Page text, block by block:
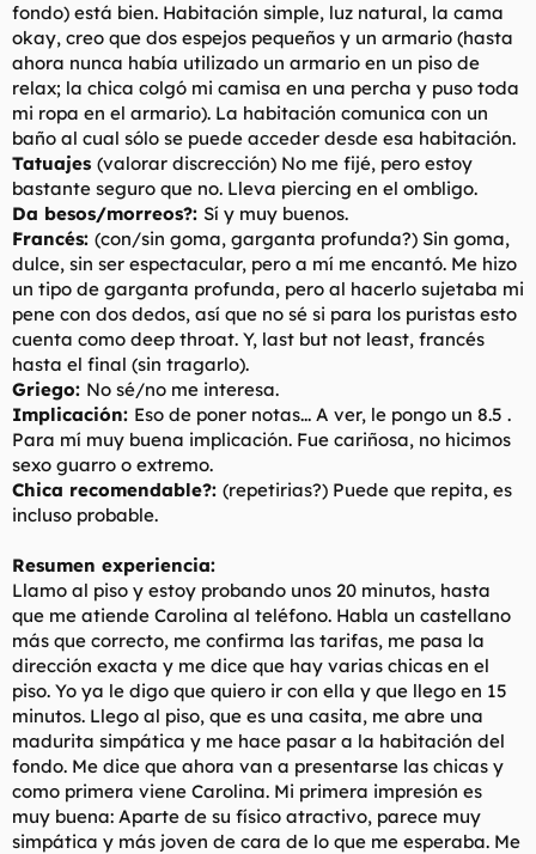
fondo) está bien. Habitación simple, luz natural, la cama
okay, creo que dos espejos pequeños y un armario (hasta
ahora nunca había utilizado un armario en un piso de
relax; la chica colgó mi camisa en una percha y puso toda
mi ropa en el armario). La habitación comunica con un
baño al cual sólo se puede acceder desde esa habitación.
Tatuajes (valorar discrección) No me fijé, pero estoy
bastante seguro que no. Lleva piercing en el ombligo.
Da besos/morreos?: Sí y muy buenos.
Francés: (con/sin goma, garganta profunda?) Sin goma,
dulce, sin ser espectacular, pero a mí me encantó. Me hizo
un tipo de garganta profunda, pero al hacerlo sujetaba mi
pene con dos dedos, así que no sé si para los puristas esto
cuenta como deep throat. Y, last but not least, francés
hasta el final (sin tragarlo).
Griego: No sé/no me interesa.
Implicación: Eso de poner notas... A ver, le pongo un 8.5 .
Para mí muy buena implicación. Fue cariñosa, no hicimos
sexo guarro o extremo.
Chica recomendable?: (repetirias?) Puede que repita, es
incluso probable.
Resumen experiencia:
Llamo al piso y estoy probando unos 20 minutos, hasta
que me atiende Carolina al teléfono. Habla un castellano
más que correcto, me confirma las tarifas, me pasa la
dirección exacta y me dice que hay varias chicas en el
piso. Yo ya le digo que quiero ir con ella y que llego en 15
minutos. Llego al piso, que es una casita, me abre una
madurita simpática y me hace pasar a la habitación del
fondo. Me dice que ahora van a presentarse las chicas y
como primera viene Carolina. Mi primera impresión es
muy buena: Aparte de su físico atractivo, parece muy
simpática y más joven de cara de lo que me esperaba. Me